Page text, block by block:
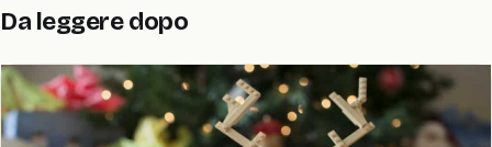
Da leggere dopo